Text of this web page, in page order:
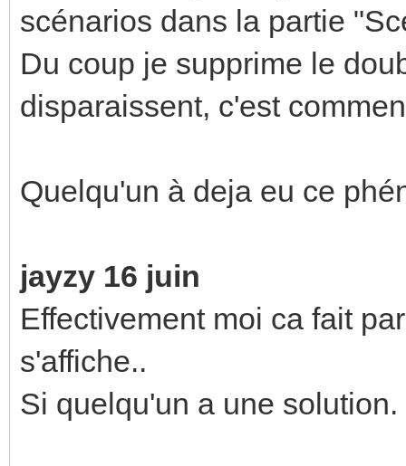
scénarios dans la partie
Du coup je supprime le
disparaissent, c'est
Quelqu'un à deja eu ce
jayzy 16 juin
Effectivement moi ca fait
s'affiche..
Si quelqu'un a une